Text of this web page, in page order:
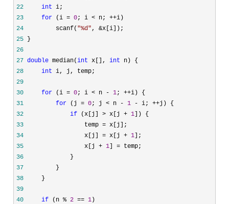
22
int
23
for (i = 0; i < n; ++
24
         scanf(
"%d", &
25
26
27 double median(int x[], int
28
int
29
30
for (i = 0; i < n - 1; ++
31
for (j = 0; j < n - 1 - i; ++
32
if (x[j] > x[j + 1
33
                 temp =
34
                 x[j] = x[j +
1
35
                 x[j +
1 ] =
36
37
38
39
40
if (n % 2 == 1